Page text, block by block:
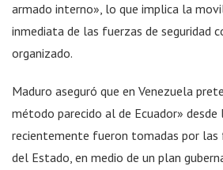
armado interno», lo que implica la
inmediata de las fuerzas de seguridad
organizado.
Maduro aseguró que en Venezuela
método parecido al de Ecuador» desde
recientemente fueron tomadas por las
del Estado, en medio de un plan